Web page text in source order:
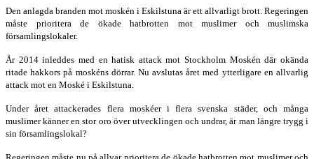
Den anlagda branden mot moskén i Eskilstuna är ett allvarligt brott. Regeringen
måste prioritera de ökade hatbrotten mot muslimer och muslimska
församlingslokaler.
År 2014 inleddes med en hatisk attack mot Stockholm Moskén där okända
ritade hakkors på moskéns dörrar. Nu avslutas året med ytterligare en allvarlig
attack mot en Moské i Eskilstuna.
Under året attackerades flera moskéer i flera svenska städer, och många
muslimer känner en stor oro över utvecklingen och undrar, är man längre trygg i
sin församlingslokal?